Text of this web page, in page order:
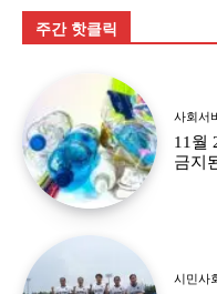
주간 핫클릭
사회서
11월
금지
시민사